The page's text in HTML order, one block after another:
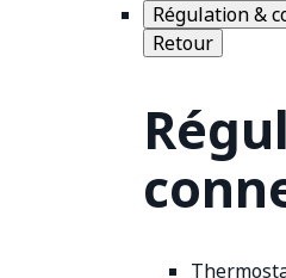
Régulation &
Retour